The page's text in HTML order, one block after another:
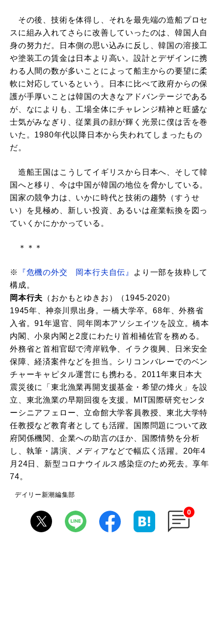
その後、技術を体得し、それを最先端の造船プロセ
スに組み入れてさらに改善していったのは、韓国人自
身の努力だ。日本側の思い込みに反し、韓国の溶接工
や塗装工の賃金は日本より高い。設計とデザインに携
わる人間の数が多いことによって船主からの要望に柔
軟に対応しているという。日本に比べて政府からの保
護が手厚いことは韓国の大きなアドバンテージである
が、なによりも、工場全体にチャレンジ精神と旺盛な
士気がみなぎり、従業員の顔が輝く光景に僕は舌を巻
いた。1980年代以降日本から失われてしまったもの
だ。
造船王国はこうしてイギリスから日本へ、そして韓
国へと移り、今は中国が韓国の地位を脅かしている。
国家の競争力は、いかに時代と技術の趨勢（すうせ
い）を見極め、新しい投資、あるいは産業転換を図っ
ていくかにかかっている。
＊＊＊
※ 『危機の外交 岡本行夫自伝』
より一部を抜粋して
構成。
岡本行夫 （おかもとゆきお）（1945-2020）
1945年、神奈川県出身。一橋大学卒。68年、外務省
入省。91年退官、同年岡本アソシエイツを設立。橋本
内閣、小泉内閣と2度にわたり首相補佐官を務める。
外務省と首相官邸で湾岸戦争、イラク復興、日米安全
保障、経済案件などを担当。シリコンバレーでのベン
チャーキャピタル運営にも携わる。2011年東日本大
震災後に「東北漁業再開支援基金・希望の烽火」を設
立、東北漁業の早期回復を支援。MIT国際研究センタ
ーシニアフェロー、立命館大学客員教授、東北大学特
任教授など教育者としても活躍。国際問題について政
府関係機関、企業への助言のほか、国際情勢を分析
し、執筆・講演、メディアなどで幅広く活躍。20年4
月24日、新型コロナウイルス感染症のため死去。享年
74。
デイリー新潮編集部
0